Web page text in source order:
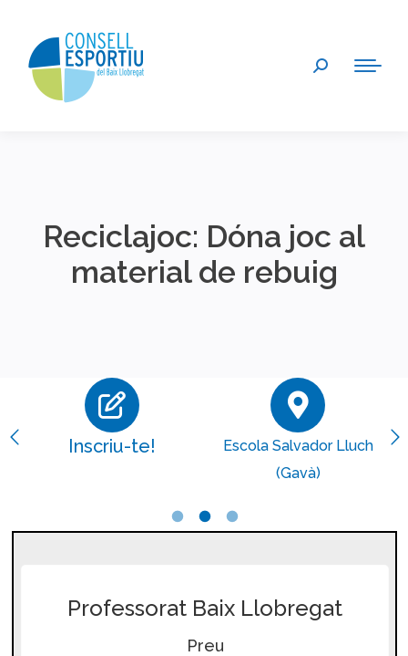
Search:
Reciclajoc: Dóna joc al
material de rebuig
Inscriu-te!
Escola Salvador Lluch
(Gavà)
Professorat Baix Llobregat
Preu